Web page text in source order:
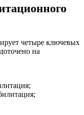
четыре ключевых
на